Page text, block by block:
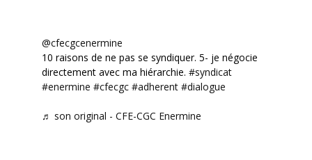
@cfecgcenermine
10 raisons de ne pas se syndiquer. 5- je négocie
directement avec ma hiérarchie. #syndicat
#enermine #cfecgc #adherent #dialogue
♬ son original - CFE-CGC Enermine